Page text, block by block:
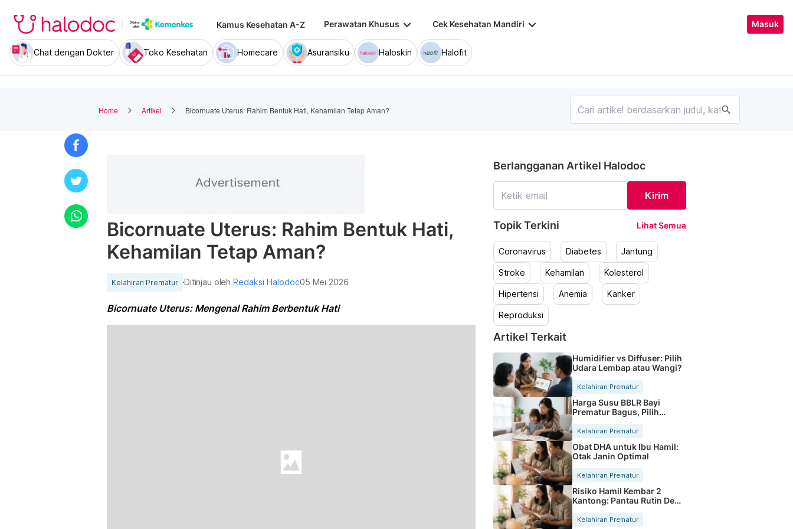
Kamus Kesehatan A-Z Perawatan Khusus keyboard_arrow_down Cek Kesehatan Mandiri keyboard_arrow_down Masuk
Chat dengan Dokter Toko Kesehatan Homecare Asuransiku Haloskin Halofit
Home Artikel Bicornuate Uterus: Rahim Bentuk Hati, Kehamilan Tetap Aman? search
Bicornuate Uterus: Rahim Bentuk Hati,
Kehamilan Tetap Aman?
Kelahiran Prematur Ditinjau olehRedaksi Halodoc05 Mei 2026
Bicornuate Uterus: Mengenal Rahim Berbentuk Hati
Berlangganan Artikel Halodoc
Kirim
Topik Terkini Lihat Semua
Coronavirus Diabetes Jantung
Stroke Kehamilan Kolesterol
Hipertensi Anemia Kanker
Reproduksi
Artikel Terkait
Humidifier vs Diffuser: Pilih
Udara Lembap atau Wangi?
Kelahiran Prematur
Harga Susu BBLR Bayi
Prematur Bagus, Pilih
Mana?
Kelahiran Prematur
Obat DHA untuk Ibu Hamil:
Otak Janin Optimal
Kelahiran Prematur
Risiko Hamil Kembar 2
Kantong: Pantau Rutin Demi
Kelahiran Prematur